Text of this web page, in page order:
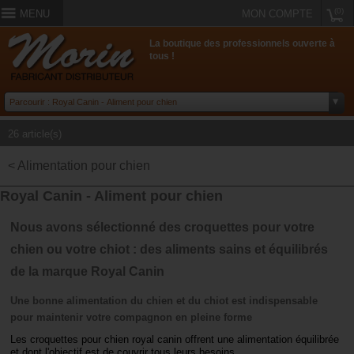
MENU MON COMPTE
La boutique des professionnels ouverte à
tous !
26 article(s)
< Alimentation pour chien
Royal Canin - Aliment pour chien
Nous avons sélectionné des croquettes pour votre
chien ou votre chiot : des aliments sains et équilibrés
de la marque Royal Canin
Une bonne alimentation du chien et du chiot est indispensable
pour maintenir votre compagnon en pleine forme
Les croquettes pour chien royal canin offrent une alimentation équilibrée